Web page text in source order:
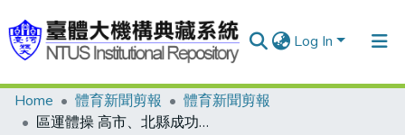
Log In
Communities & Collections
Home 體育新聞剪報
體育新聞剪報
區運體操 高市、北縣成功出擊 張峰治雙馬出色 但北縣男隊仍獲第二